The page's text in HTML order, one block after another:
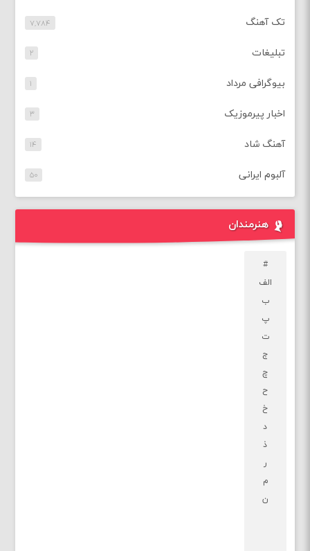
تک آهنگ ۷,۷۸۴
تبلیغات ۲
بیوگرافی مرداد ۱
اخبار پیرموزیک ۳
آهنگ شاد ۱۴
آلبوم ایرانی ۵۰
هنرمندان
#
الف
ب
پ
ت
ج
چ
ح
خ
د
ذ
ر
م
ن